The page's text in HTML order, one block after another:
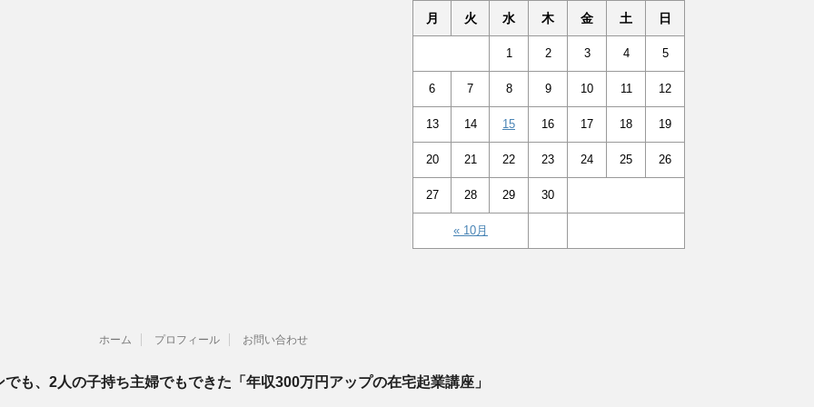
月 火 水 木 金 土 日
« 10月
1 2 3 4 5
6 7 8 9 10 11 12
13 14 15 16 17 18 19
20 21 22 23 24 25 26
27 28 29 30
ホーム プロフィール お問い合わせ
でも、2人の子持ち主婦でもできた「年収300万円アップの在宅起業講座」